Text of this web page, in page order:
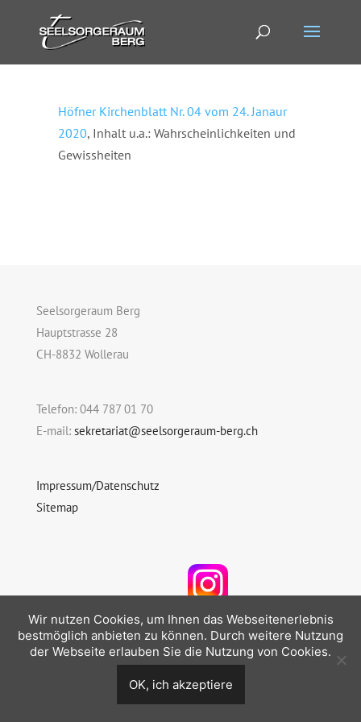
Höfner Kirchenblatt Nr. 04 vom 24. Janaur
2020, Inhalt u.a.: Wahrscheinlichkeiten und
Gewissheiten
Seelsorgeraum Berg
Hauptstrasse 28
CH-8832 Wollerau
Telefon: 044 787 01 70
E-mail: sekretariat@seelsorgeraum-berg.ch
Impressum/Datenschutz
Sitemap
Folgen Sie uns auf Instagram
© 2026 Seelsorgeraum Berg
Wir nutzen Cookies, um Ihnen das Webseitenerlebnis
bestmöglich anbieten zu können. Durch weitere Nutzung
der Webseite erlauben Sie die Nutzung von Cookies.
OK, ich akzeptiere